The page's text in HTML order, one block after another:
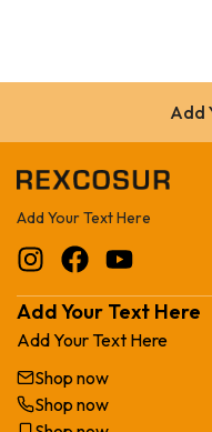
Add
Add Your Text Here
Add Your Text Here
Add Your Text Here
Shop now
Shop now